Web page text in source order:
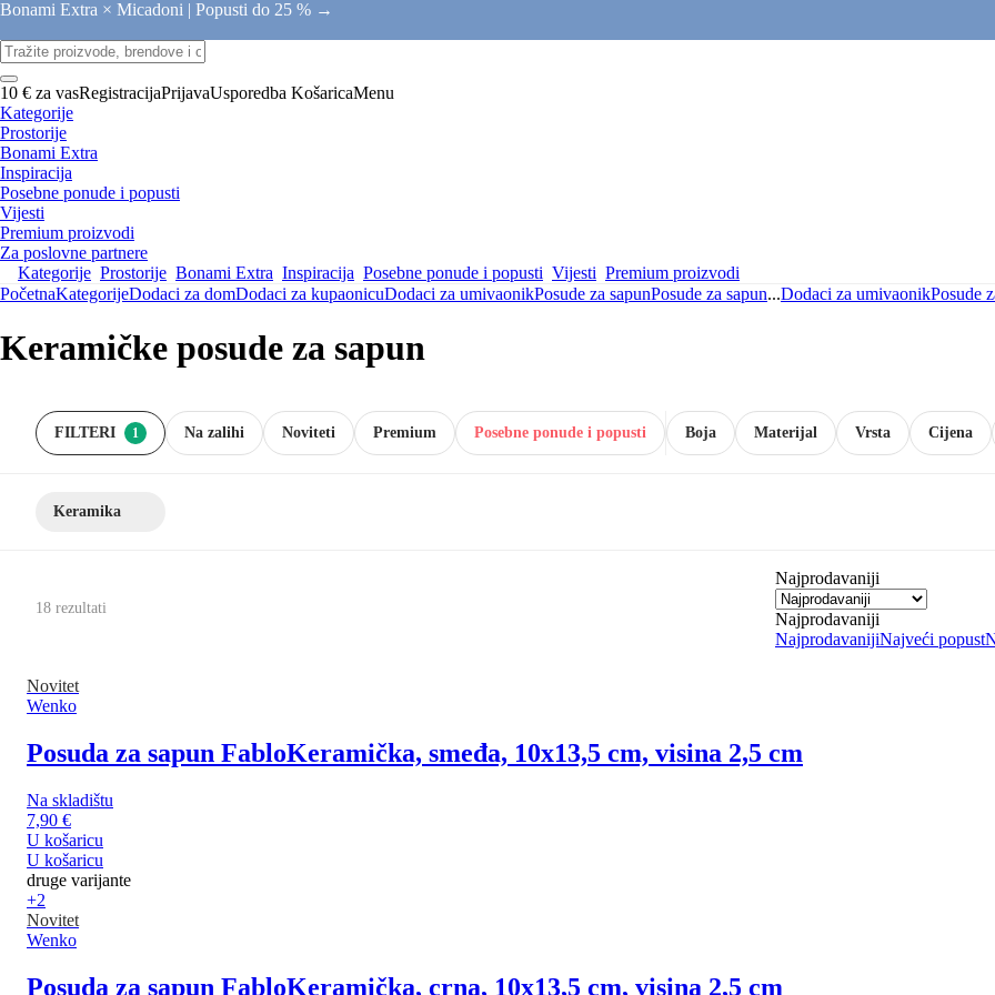
Bonami Extra × Micadoni | Popusti do 25 % →
10 € za vasRegistracijaPrijavaUsporedba KošaricaMenu
Kategorije
Prostorije
Bonami Extra
Inspiracija
Posebne ponude i popusti
Vijesti
Premium proizvodi
Za poslovne partnere
Kategorije Prostorije Bonami Extra Inspiracija Posebne ponude i popusti Vijesti Premium proizvodi
PočetnaKategorijeDodaci za domDodaci za kupaonicuDodaci za umivaonikPosude za sapunPosude za sapun...Dodaci za umivaonikPosude
Keramičke posude za sapun
FILTERI 1 Na zalihi Premium
Noviteti Posebne ponude i popusti Boja Materijal Vrsta Cijena
Keramika
18 rezultati
Najprodavaniji
Najprodavaniji
NajprodavanijiNajveći popust
Novitet
Wenko
Posuda za sapun FabloKeramička, smeđa, 10x13,5 cm, visina 2,5 cm
Na skladištu
7,90 €
U košaricu
U košaricu
druge varijante
+2
Novitet
Wenko
Posuda za sapun FabloKeramička, crna, 10x13,5 cm, visina 2,5 cm